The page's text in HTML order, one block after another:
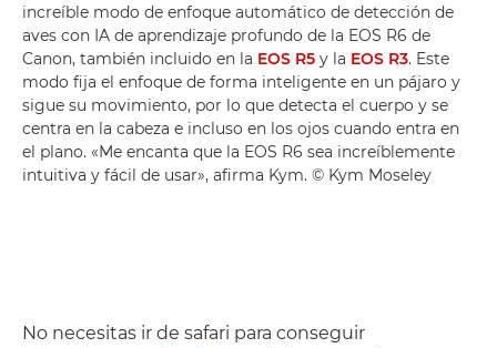
increíble modo de enfoque automático de detección de
aves con IA de aprendizaje profundo de la EOS R6 de
Canon, también incluido en la EOS R5 y la EOS R3. Este
modo fija el enfoque de forma inteligente en un pájaro y
sigue su movimiento, por lo que detecta el cuerpo y se
centra en la cabeza e incluso en los ojos cuando entra en
el plano. «Me encanta que la EOS R6 sea increíblemente
intuitiva y fácil de usar», afirma Kym. © Kym Moseley
No necesitas ir de safari para conseguir